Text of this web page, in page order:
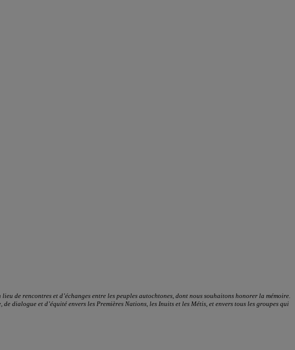
de rencontres et d’échanges entre les peuples autochtones, dont nous souhaitons honorer la mémoire.
dialogue et d’équité envers les Premières Nations, les Inuits et les Métis, et envers tous les groupes qui